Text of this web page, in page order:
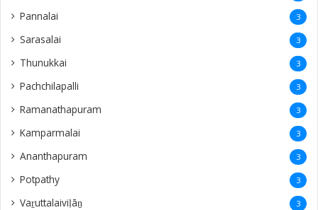
Pannalai 3
Sarasalai 3
Thunukkai 3
Pachchilapalli 3
Ramanathapuram 3
Kamparmalai 3
Ananthapuram 3
‎Potpathy 3
Vaṟuttalaiviḷāṉ 3